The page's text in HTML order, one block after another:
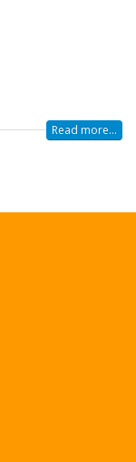
Read more...